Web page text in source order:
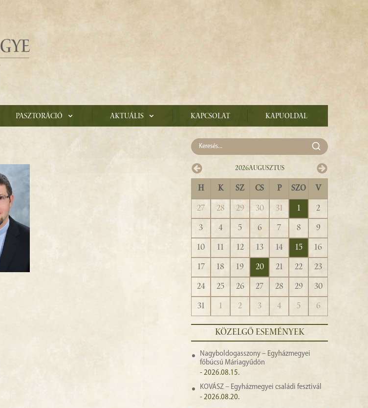
Pasztoráció Aktuális Kapcsolat Kapuoldal
2026Augusztus
H K SZ CS P SZO V
27 28 29 30 31 1
2
3
4 5 6 7 8
9
10
11 12 13 14 15
16
17
18 19 20 21 22
23
24
25 26 27 28 29
30
31
1 2 3 4 5 6
KÖZELGŐ ESEMÉNYEK
Nagyboldogasszony – Egyházmegyei
főbúcsú Máriagyűdön
- 2026.08.15.
KOVÁSZ – Egyházmegyei családi fesztivál
- 2026.08.20.